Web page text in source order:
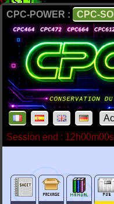
CPC-POWER : CPC-
Session end : 12h00m00s